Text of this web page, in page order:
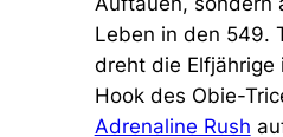
Leben in den 549.
dreht die Elfjährige
Hook des Obie-
Adrenaline Rush